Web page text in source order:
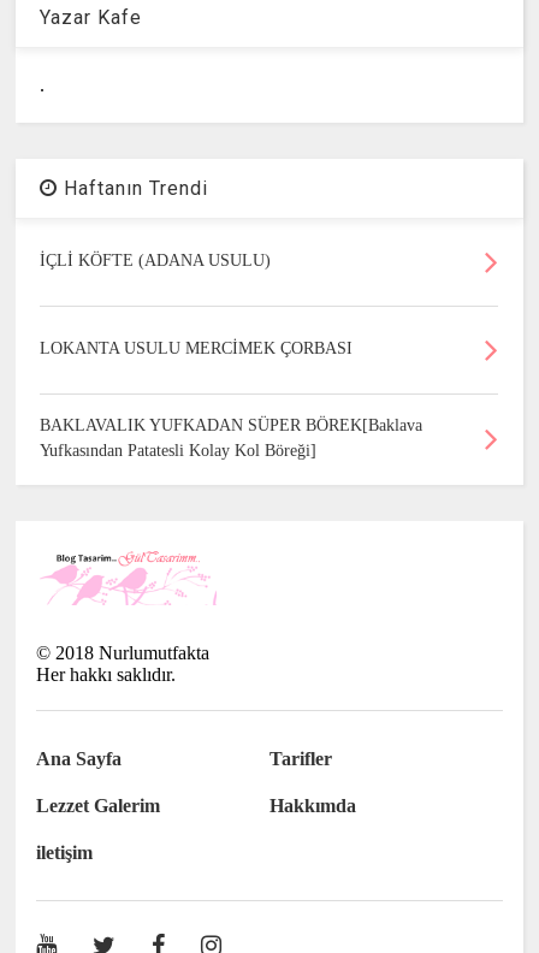
Yazar Kafe
.
Haftanın Trendi
İÇLİ KÖFTE (ADANA USULU)
LOKANTA USULU MERCİMEK ÇORBASI
BAKLAVALIK YUFKADAN SÜPER BÖREK[Baklava
Yufkasından Patatesli Kolay Kol Böreği]
© 2018 Nurlumutfakta
Her hakkı saklıdır.
Ana Sayfa Tarifler
Lezzet Galerim Hakkımda
iletişim